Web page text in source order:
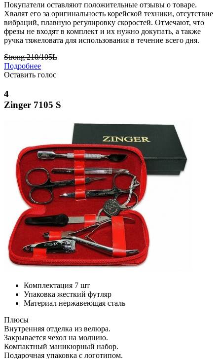
Покупатели оставляют положительные отзывы о товаре.
Хвалят его за оригинальность корейской техники, отсутствие
вибраций, плавную регулировку скоростей. Отмечают, что
фрезы не входят в комплект и их нужно докупать, а также
ручка тяжеловата для использования в течение всего дня.
Strong 210/105L
Подробнее
Оставить голос
4
Zinger 7105 S
Комплектация 7 шт
Упаковка жесткий футляр
Материал нержавеющая сталь
Плюсы
Внутренняя отделка из велюра.
Закрывается чехол на молнию.
Компактный маникюрный набор.
Подарочная упаковка с логотипом.